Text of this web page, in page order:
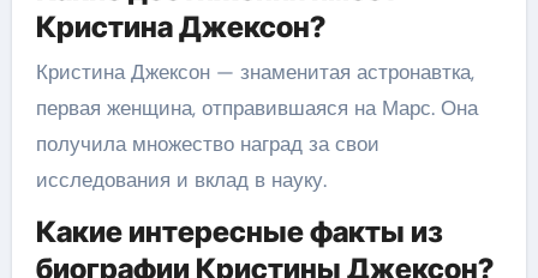
Кристина Джексон?
Кристина Джексон — знаменитая астронавтка,
первая женщина, отправившаяся на Марс. Она
получила множество наград за свои
исследования и вклад в науку.
Какие интересные факты из
биографии Кристины Джексон?